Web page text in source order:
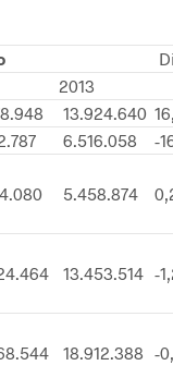
2013
13.924.640
6.516.058 -
5.458.874
13.453.514 -
18.912.388 -